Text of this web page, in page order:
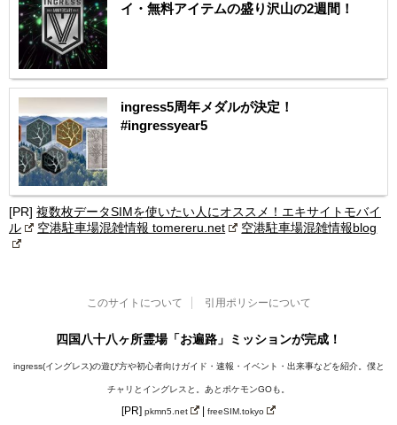
イ・無料アイテムの盛り沢山の2週間！
ingress5周年メダルが決定！
#ingressyear5
[PR] 複数枚データSIMを使いたい人にオススメ！エキサイトモバイ
ル
空港駐車場混雑情報 tomereru.net 空港駐車場混雑情報blog
このサイトについて 引用ポリシーについて
四国八十八ヶ所霊場「お遍路」ミッションが完成！
ingress(イングレス)の遊び方や初心者向けガイド・速報・イベント・出来事などを紹介。僕と
チャリとイングレスと。あとポケモンGOも。
[PR]pkmn5.net freeSIM.tokyo